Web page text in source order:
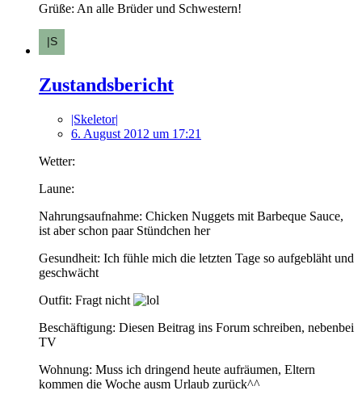
Grüße: An alle Brüder und Schwestern!
Zustandsbericht
|Skeletor|
6. August 2012 um 17:21
Wetter:
Laune:
Nahrungsaufnahme: Chicken Nuggets mit Barbeque Sauce,
ist aber schon paar Stündchen her
Gesundheit: Ich fühle mich die letzten Tage so aufgebläht und
geschwächt
Outfit: Fragt nicht
Beschäftigung: Diesen Beitrag ins Forum schreiben, nebenbei
TV
Wohnung: Muss ich dringend heute aufräumen, Eltern
kommen die Woche ausm Urlaub zurück^^